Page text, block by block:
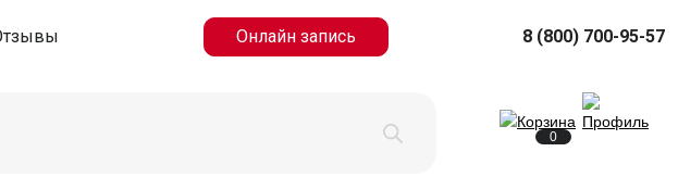
Онлайн запись 8 (800) 700-95-57
0